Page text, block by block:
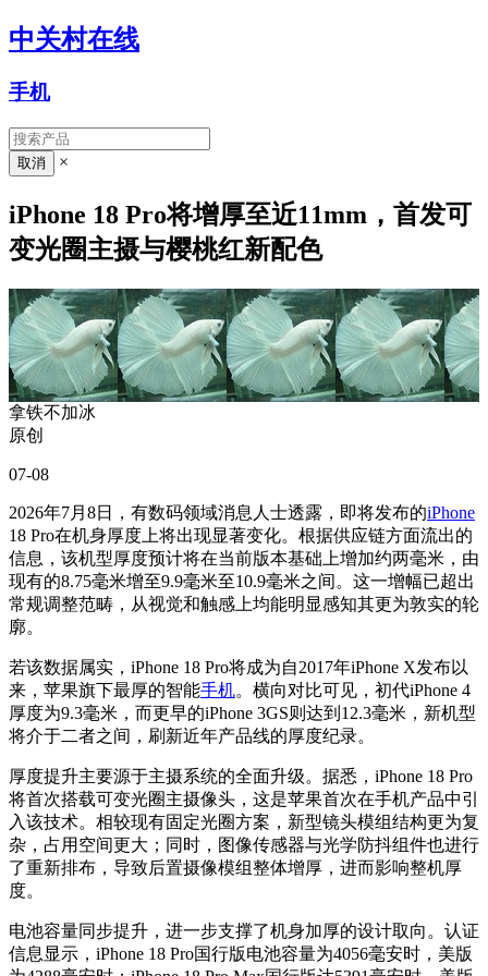
中关村在线
手机
×
iPhone 18 Pro将增厚至近11mm，首发可
变光圈主摄与樱桃红新配色
拿铁不加冰
原创
07-08
2026年7月8日，有数码领域消息人士透露，即将发布的iPhone
18 Pro在机身厚度上将出现显著变化。根据供应链方面流出的
信息，该机型厚度预计将在当前版本基础上增加约两毫米，由
现有的8.75毫米增至9.9毫米至10.9毫米之间。这一增幅已超出
常规调整范畴，从视觉和触感上均能明显感知其更为敦实的轮
廓。
若该数据属实，iPhone 18 Pro将成为自2017年iPhone X发布以
来，苹果旗下最厚的智能手机。横向对比可见，初代iPhone 4
厚度为9.3毫米，而更早的iPhone 3GS则达到12.3毫米，新机型
将介于二者之间，刷新近年产品线的厚度纪录。
厚度提升主要源于主摄系统的全面升级。据悉，iPhone 18 Pro
将首次搭载可变光圈主摄像头，这是苹果首次在手机产品中引
入该技术。相较现有固定光圈方案，新型镜头模组结构更为复
杂，占用空间更大；同时，图像传感器与光学防抖组件也进行
了重新排布，导致后置摄像模组整体增厚，进而影响整机厚
度。
电池容量同步提升，进一步支撑了机身加厚的设计取向。认证
信息显示，iPhone 18 Pro国行版电池容量为4056毫安时，美版